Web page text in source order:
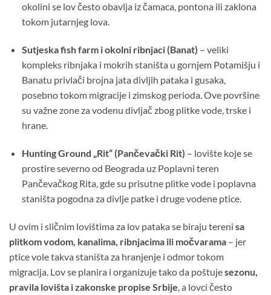
okolini se lov često obavlja iz čamaca, pontona ili zaklona
tokom jutarnjeg lova.
Sutjeska fish farm i okolni ribnjaci (Banat) – veliki
kompleks ribnjaka i mokrih staništa u gornjem Potamišju i
Banatu privlači brojna jata divljih pataka i gusaka,
posebno tokom migracije i zimskog perioda. Ove površine
su važne zone za vodenu divljač zbog plitke vode, trske i
hrane.
Hunting Ground „Rit“ (Pančevački Rit) – lovište koje se
prostire severno od Beograda uz Poplavni teren
Pančevačkog Rita, gde su prisutne plitke vode i poplavna
staništa pogodna za divlje patke i druge vodene ptice.
U ovim i sličnim lovištima za lov pataka se biraju tereni sa
plitkom vodom, kanalima, ribnjacima ili močvarama – jer
ptice vole takva staništa za hranjenje i odmor tokom
migracija. Lov se planira i organizuje tako da poštujesezonu,
pravila lovišta i zakonske propise Srbije , a lovci često